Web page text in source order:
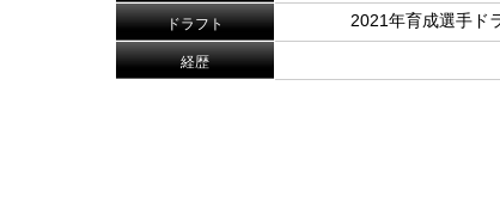
ドラフト 2021年育成選手ド
経歴